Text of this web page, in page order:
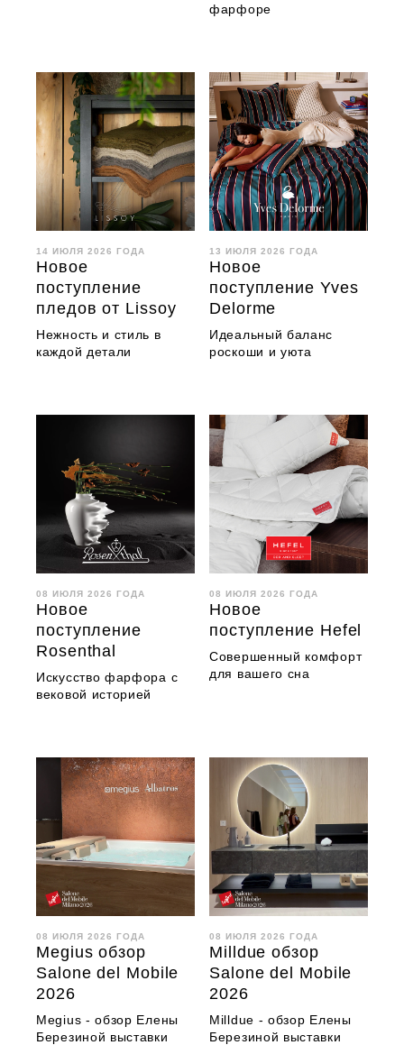
фарфоре
14 ИЮЛЯ 2026 ГОДА
Новое
поступление
пледов от Lissoy
Нежность и стиль в
каждой детали
13 ИЮЛЯ 2026 ГОДА
Новое
поступление Yves
Delorme
Идеальный баланс
роскоши и уюта
08 ИЮЛЯ 2026 ГОДА
Новое
поступление
Rosenthal
Искусство фарфора с
вековой историей
08 ИЮЛЯ 2026 ГОДА
Новое
поступление Hefel
Совершенный комфорт
для вашего сна
08 ИЮЛЯ 2026 ГОДА
Megius обзор
Salone del Mobile
2026
Megius - обзор Елены
Березиной выставки
08 ИЮЛЯ 2026 ГОДА
Milldue обзор
Salone del Mobile
2026
Milldue - обзор Елены
Березиной выставки